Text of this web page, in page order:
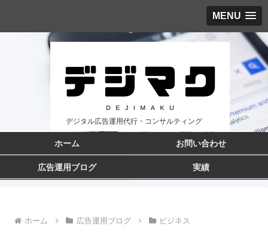
MENU
デジタル広告運用代行・コンサルティング
ホーム お問い合わせ
広告運用ブログ 実績
ホーム 広告運用ブログ ビジネス